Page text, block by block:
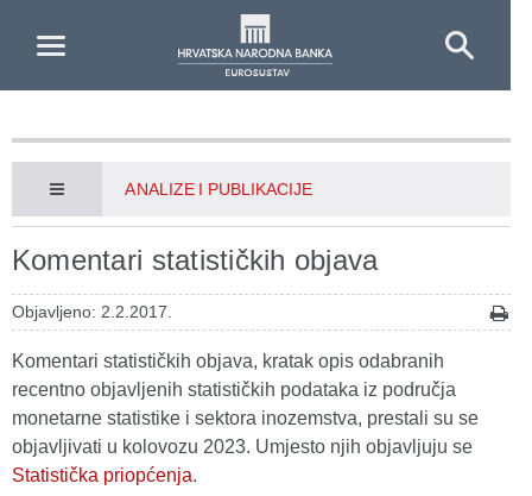
ANALIZE I PUBLIKACIJE
Komentari statističkih objava
Objavljeno: 2.2.2017.
Komentari statističkih objava, kratak opis odabranih
recentno objavljenih statističkih podataka iz područja
monetarne statistike i sektora inozemstva, prestali su se
objavljivati u kolovozu 2023. Umjesto njih objavljuju se
Statistička priopćenja.